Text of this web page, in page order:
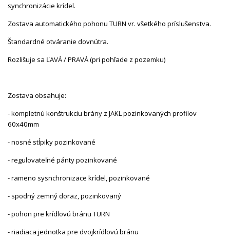
synchronizácie krídel.
Zostava automatického pohonu TURN vr. všetkého príslušenstva.
Štandardné otváranie dovnútra.
Rozlišuje sa ĽAVÁ / PRAVÁ (pri pohľade z pozemku)
Zostava obsahuje:
- kompletnú konštrukciu brány z JAKL pozinkovaných profilov
60x40mm
- nosné stĺpiky pozinkované
- regulovateľné pánty pozinkované
- rameno sysnchronizace krídel, pozinkované
- spodný zemný doraz, pozinkovaný
- pohon pre krídlovú bránu TURN
- riadiaca jednotka pre dvojkrídlovú bránu